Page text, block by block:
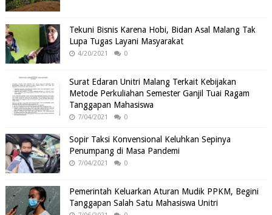
Tekuni Bisnis Karena Hobi, Bidan Asal Malang Tak
Lupa Tugas Layani Masyarakat
4/20/2021 0
Surat Edaran Unitri Malang Terkait Kebijakan
Metode Perkuliahan Semester Ganjil Tuai Ragam
Tanggapan Mahasiswa
7/04/2021 0
Sopir Taksi Konvensional Keluhkan Sepinya
Penumpang di Masa Pandemi
7/04/2021 0
Pemerintah Keluarkan Aturan Mudik PPKM, Begini
Tanggapan Salah Satu Mahasiswa Unitri